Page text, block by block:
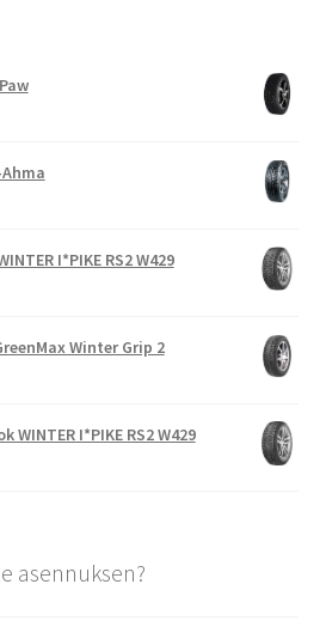
I*PIKE RS2 W429
Winter Grip 2
WINTER I*PIKE RS2 W429
asennuksen?